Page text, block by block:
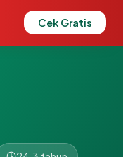
Cek Gratis